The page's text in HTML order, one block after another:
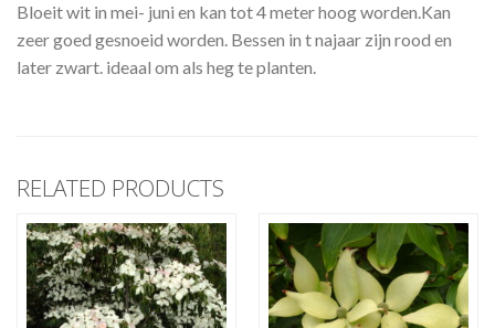
Bloeit wit in mei- juni en kan tot 4 meter hoog worden.Kan
zeer goed gesnoeid worden. Bessen in t najaar zijn rood en
later zwart. ideaal om als heg te planten.
RELATED PRODUCTS